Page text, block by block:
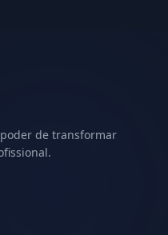
de transformar